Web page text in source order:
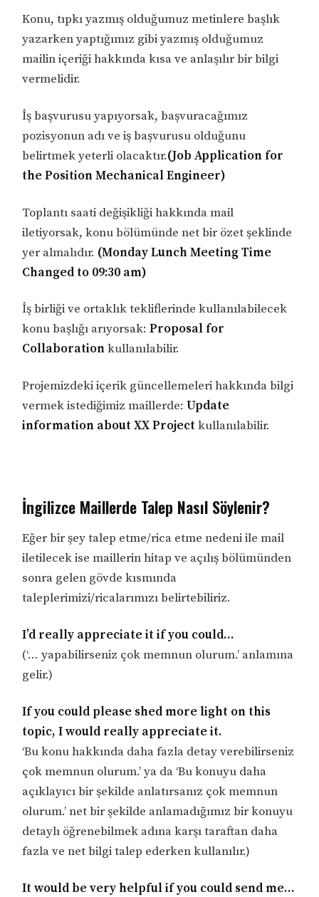
Konu, tıpkı yazmış olduğumuz metinlere başlık
yazarken yaptığımız gibi yazmış olduğumuz
mailin içeriği hakkında kısa ve anlaşılır bir bilgi
vermelidir.
İş başvurusu yapıyorsak, başvuracağımız
pozisyonun adı ve iş başvurusu olduğunu
belirtmek yeterli olacaktır.(Job Application for
the Position Mechanical Engineer)
Toplantı saati değişikliği hakkında mail
iletiyorsak, konu bölümünde net bir özet şeklinde
yer almalıdır. (Monday Lunch Meeting Time
Changed to 09:30 am)
İş birliği ve ortaklık tekliflerinde kullanılabilecek
konu başlığı arıyorsak:Proposal for
Collaborationkullanılabilir.
Projemizdeki içerik güncellemeleri hakkında bilgi
vermek istediğimiz maillerde:Update
information about XX Project kullanılabilir.
İngilizce Maillerde Talep Nasıl Söylenir?
Eğer bir şey talep etme/rica etme nedeni ile mail
iletilecek ise maillerin hitap ve açılış bölümünden
sonra gelen gövde kısmında
taleplerimizi/ricalarımızı belirtebiliriz.
I’d really appreciate it if you could…
(‘… yapabilirseniz çok memnun olurum.’ anlamına
gelir.)
If you could please shed more light on this
topic, I would really appreciate it.
‘Bu konu hakkında daha fazla detay verebilirseniz
çok memnun olurum.’ ya da ‘Bu konuyu daha
açıklayıcı bir şekilde anlatırsanız çok memnun
olurum.’ net bir şekilde anlamadığımız bir konuyu
detaylı öğrenebilmek adına karşı taraftan daha
fazla ve net bilgi talep ederken kullanılır.)
It would be very helpful if you could send me…